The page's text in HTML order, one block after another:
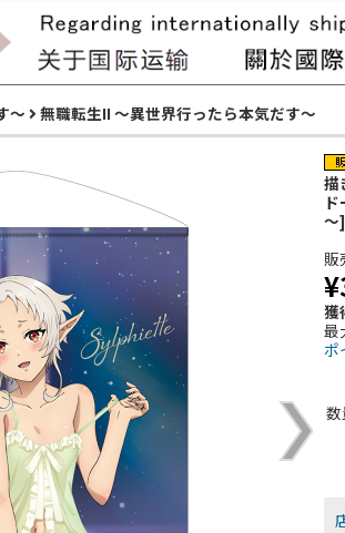
～ 無職転生II ～異世界行ったら本気だす～
描
～]
販
獲
最
ポ